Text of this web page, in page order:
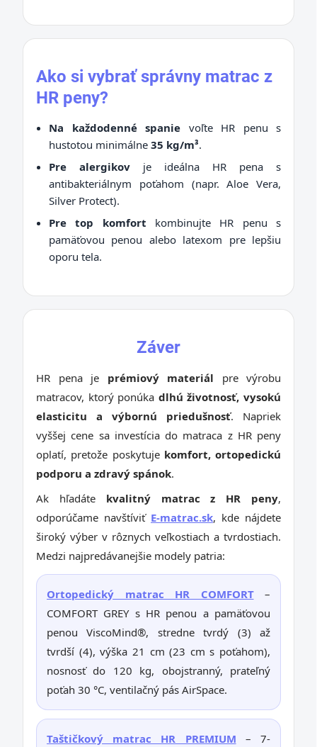
Ako si vybrať správny matrac z
HR peny?
Na každodenné spanie voľte HR penu s
hustotou minimálne 35 kg/m³.
Pre alergikov je ideálna HR pena s
antibakteriálnym poťahom (napr. Aloe Vera,
Silver Protect).
Pre top komfort kombinujte HR penu s
pamäťovou penou alebo latexom pre lepšiu
oporu tela.
Záver
HR pena je prémiový materiál pre výrobu
matracov, ktorý ponúka dlhú životnosť, vysokú
elasticitu a výbornú priedušnosť. Napriek
vyššej cene sa investícia do matraca z HR peny
oplatí, pretože poskytuje komfort, ortopedickú
podporu a zdravý spánok.
Ak hľadáte kvalitný matrac z HR peny,
odporúčame navštíviť E-matrac.sk, kde nájdete
široký výber v rôznych veľkostiach a tvrdostiach.
Medzi najpredávanejšie modely patria:
Ortopedický matrac HR COMFORT–
COMFORT GREY s HR penou a pamäťovou
penou ViscoMind®, stredne tvrdý (3) až
tvrdší (4), výška 21 cm (23 cm s poťahom),
nosnosť do 120 kg, obojstranný, prateľný
poťah 30 °C, ventilačný pás AirSpace.
Taštičkový matrac HR PREMIUM – 7-